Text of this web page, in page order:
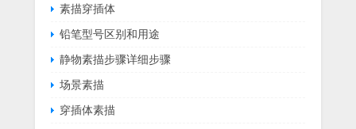
素描穿插体
铅笔型号区别和用途
静物素描步骤详细步骤
场景素描
穿插体素描